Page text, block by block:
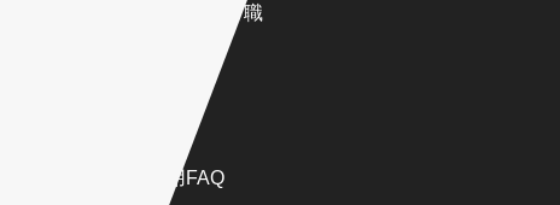
エンジニア職
採用FAQ